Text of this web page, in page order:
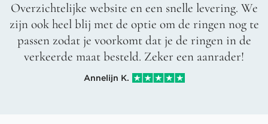
Overzichtelijke website en een snelle levering. We
zijn ook heel blij met de optie om de ringen nog te
passen zodat je voorkomt dat je de ringen in de
verkeerde maat besteld. Zeker een aanrader!
Annelijn K.